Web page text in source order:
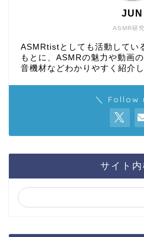
ASMR研
JUN
ASMRtistとしても活動してい
もとに、ASMRの魅力や動画
音機材などわかりやすく紹介し
＼ Follow
サイト内